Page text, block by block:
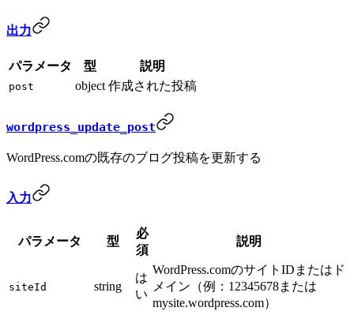
出力
パラメータ 型 説明
post object 作成された投稿
wordpress_update_post
WordPress.comの既存のブログ投稿を更新する
入力
パラメータ 型
必
須
説明
siteId string
は
い
WordPress.comのサイトIDまたはド
メイン（例：12345678または
mysite.wordpress.com）